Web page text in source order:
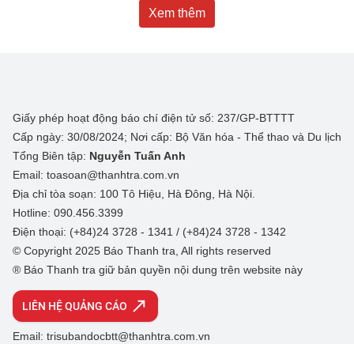
Xem thêm
Giấy phép hoạt động báo chí điện tử số: 237/GP-BTTTT
Cấp ngày: 30/08/2024; Nơi cấp: Bộ Văn hóa - Thể thao và Du lịch
Tổng Biên tập: Nguyễn Tuấn Anh
Email: toasoan@thanhtra.com.vn
Địa chỉ tòa soạn: 100 Tô Hiệu, Hà Đông, Hà Nội.
Hotline: 090.456.3399
Điện thoại: (+84)24 3728 - 1341 / (+84)24 3728 - 1342
© Copyright 2025 Báo Thanh tra, All rights reserved
® Báo Thanh tra giữ bản quyền nội dung trên website này
LIÊN HỆ QUẢNG CÁO
Email: trisubandocbtt@thanhtra.com.vn